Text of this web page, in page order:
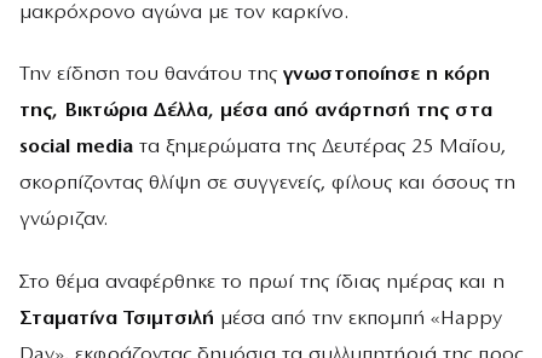
μακρόχρονο αγώνα με τον καρκίνο.
Την είδηση του θανάτου της γνωστοποίησε η κόρη
της, Βικτώρια Δέλλα, μέσα από ανάρτησή της στα
social media τα ξημερώματα της Δευτέρας 25 Μαΐου,
σκορπίζοντας θλίψη σε συγγενείς, φίλους και όσους τη
γνώριζαν.
Στο θέμα αναφέρθηκε το πρωί της ίδιας ημέρας και η
Σταματίνα Τσιμτσιλή μέσα από την εκπομπή «Happy